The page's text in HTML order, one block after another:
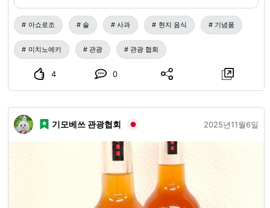
에 수상한 [00 L#2 (에일)] 외에, 몇 종류의 사과주를 판매하고
있으니, 들르실 때 꼭 구매해 주십시오! 1병 ¥1,100(세금 포함)
※사과주는 사과의 과실주입니다. 20세 미만인 분에게는 판매
하지 않습니다. 【BLANK HARD CIDER WORKS】공식 HP
blank-hardcider.com/【BLANK HARD CIDER WORKS】공
식 온라인 스토어
blank-hardcider13.stores.jp
아쇼로조 술 사과 현지 음식 기념품
미치노에키 관광 관광 협회
4 0
기모베쓰 관광협회 2025년11월6일